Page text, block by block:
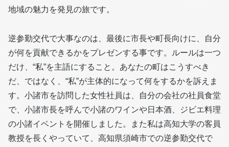
地域の魅力を発見の旅です。
逆参勤交代で大事なのは、最後に市長や町長向けに、自分
が何を貢献できるかをプレゼンする事です。ルールは一つ
だけ、“私”を主語にすること。あなたの町はこうすべき
だ、ではなく、“私”が主体的になって何をするかを訴えま
す。小諸市を訪問した女性社員は、自分の会社の社員食堂
で、小諸市長を呼んで小諸のワインや日本酒、ジビエ料理
の小諸イベントを開催しました。また私は高知大学の客員
教授を長くやっていて、高知県須崎市での逆参勤交代で